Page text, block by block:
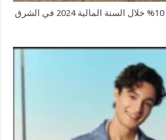
نيسان تحقّق نموًا بنسبة 10% خلال السنة المالية 2024 في الشرق